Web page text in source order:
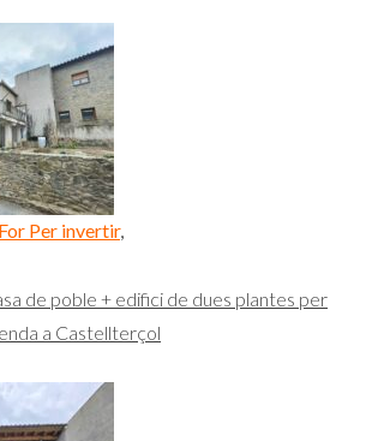
For Per invertir,
de poble + edifici de dues plantes per
a Castellterçol